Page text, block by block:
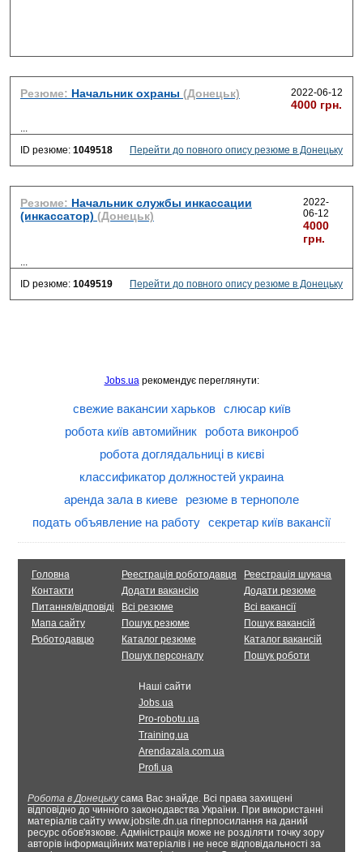
Резюме: Начальник охраны (Донецьк) 2022-06-12
4000 грн.
...
ID резюме: 1049518 Перейти до повного опису резюме в Донецьку
Резюме: Начальник службы инкассации
(инкассатор) (Донецьк)
2022-
06-12
4000
грн.
...
ID резюме: 1049519 Перейти до повного опису резюме в Донецьку
Jobs.uaрекомендує переглянути:
свежие вакансии харьков
слюсар київ
робота київ автомийник
робота виконроб
робота доглядальниці в києві
классификатор должностей украина
аренда зала в киеве
резюме в тернополе
подать объявление на работу секретар київ вакансії
Головна
Контакти
Питання/відповіді
Мапа сайту
Роботодавцю
Реестрація роботодавця
Додати вакансію
Всі резюме
Пошук резюме
Каталог резюме
Пошук персоналу
Реестрація шукача
Додати резюме
Всі вакансії
Пошук вакансій
Каталог вакансій
Пошук роботи
Наші сайти
Jobs.ua
Pro-robotu.ua
Training.ua
Arendazala.com.ua
Profi.ua
Робота в Донецькусама Вас знайде. Всі права захищені
відповідно до чинного законодавства України. При використанні
матеріалів сайту www.jobsite.dn.ua гіперпосилання на даний
ресурс обов'язкове. Адміністрація може не розділяти точку зору
авторів інформаційних матеріалів і не несе відповідальності за